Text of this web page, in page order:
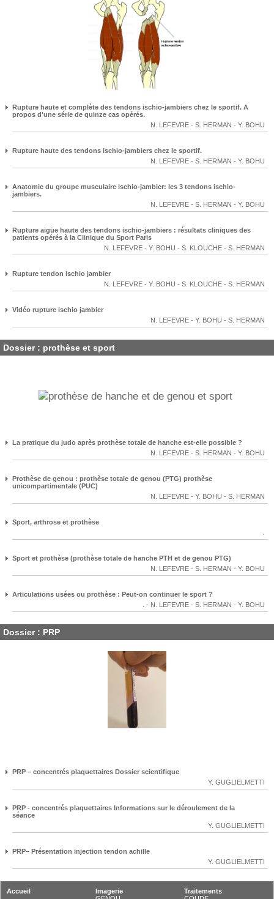
Rupture haute et complète des tendons ischio-jambiers chez le sportif. A
propos d'une série de quinze cas opérés.
N. LEFEVRE - S. HERMAN - Y. BOHU
Rupture haute des tendons ischio-jambiers chez le sportif.
N. LEFEVRE - S. HERMAN - Y. BOHU
Anatomie du groupe musculaire ischio-jambier: les 3 tendons ischio-
jambiers.
N. LEFEVRE - S. HERMAN - Y. BOHU
Rupture aigüe haute des tendons ischio-jambiers : résultats cliniques des
patients opérés à la Clinique du Sport Paris
N. LEFEVRE - Y. BOHU - S. KLOUCHE - S. HERMAN
Rupture tendon ischio jambier
N. LEFEVRE - Y. BOHU - S. KLOUCHE - S. HERMAN
Vidéo rupture ischio jambier
N. LEFEVRE - Y. BOHU - S. HERMAN
Dossier : prothèse et sport
La pratique du judo après prothèse totale de hanche est-elle possible ?
N. LEFEVRE - S. HERMAN - Y. BOHU
Prothèse de genou : prothèse totale de genou (PTG) prothèse
unicompartimentale (PUC)
N. LEFEVRE - Y. BOHU - S. HERMAN
Sport, arthrose et prothèse
Sport et prothèse (prothèse totale de hanche PTH et de genou PTG)
N. LEFEVRE - S. HERMAN - Y. BOHU
Articulations usées ou prothèse : Peut-on continuer le sport ?
- N. LEFEVRE - S. HERMAN - Y. BOHU
Dossier : PRP
PRP – concentrés plaquettaires Dossier scientifique
Y. GUGLIELMETTI
PRP - concentrés plaquettaires Informations sur le déroulement de la
séance
Y. GUGLIELMETTI
PRP– Présentation injection tendon achille
Y. GUGLIELMETTI
Accueil
Imagerie
Traitements